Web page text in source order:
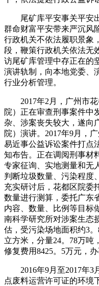
尾矿库平安事关平安出
群命财富平安带来严沉风
行政机关不依法履职景象
段，鞭策行政机关依法无
访尾矿库管理中存正在的
演讲轨制，向本地党委、
行业分析管理。
2017年2月，广州市花
院）正在审查刑事案件中
杂、涉案丧失较大，遂向
院）演讲。2017年9月，
易近事公益诉讼案件打点
知布告。正在调阅刑事材
专家征询、实地测量和无
判断垃圾数量、污染程度
充实研讨后，花都区院委
数量进行测算，委托广东
内容、数量、比例等目标
南科学研究所对涉案生态
估，受污染场地面积约3
立方米，分量24。78万吨
修复费用8425。5万元，
2016年9月至2017年3
点废料运营许可证的环境